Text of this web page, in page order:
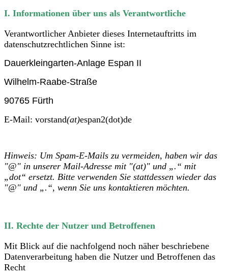
I. Informationen über uns als Verantwortliche
Verantwortlicher Anbieter dieses Internetauftritts im
datenschutzrechtlichen Sinne ist:
Dauerkleingarten-Anlage Espan II
Wilhelm-Raabe-Straße
90765 Fürth
E-Mail: vorstand(at)espan2(dot)de
Hinweis: Um Spam-E-Mails zu vermeiden, haben wir das
"@" in unserer Mail-Adresse mit "(at)" und „.“ mit
„dot“ ersetzt. Bitte verwenden Sie stattdessen wieder das
"@" und „.“, wenn Sie uns kontaktieren möchten.
II. Rechte der Nutzer und Betroffenen
Mit Blick auf die nachfolgend noch näher beschriebene
Datenverarbeitung haben die Nutzer und Betroffenen das
Recht